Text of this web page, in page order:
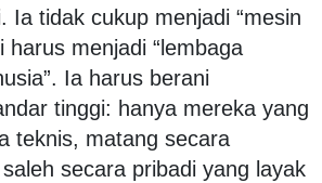
Ia tidak cukup menjadi “mesin
harus menjadi “lembaga
Ia harus berani
tinggi: hanya mereka yang
teknis, matang secara
secara pribadi yang layak